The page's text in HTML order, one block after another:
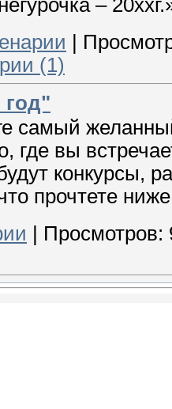
–
(1)
самый
где вы
конкурсы,
прочтете
| Просмотров: